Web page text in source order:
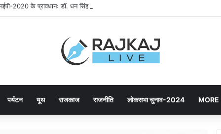
2020 के प्रावधानः डाॅ. धन सिंह रावत
पर्यटन यूथ राजकाज राजनीति लोकसभा चुनाव-2024 MORE